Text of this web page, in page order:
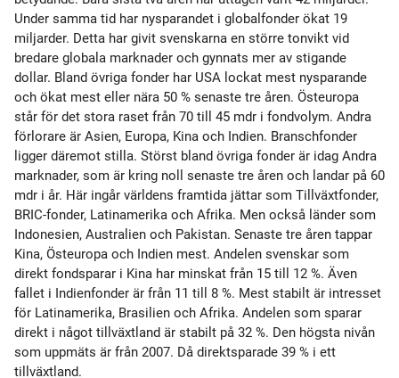
Under samma tid har nysparandet i globalfonder ökat 19
miljarder. Detta har givit svenskarna en större tonvikt vid
bredare globala marknader och gynnats mer av stigande
dollar. Bland övriga fonder har USA lockat mest nysparande
och ökat mest eller nära 50 % senaste tre åren. Östeuropa
står för det stora raset från 70 till 45 mdr i fondvolym. Andra
förlorare är Asien, Europa, Kina och Indien. Branschfonder
ligger däremot stilla. Störst bland övriga fonder är idag Andra
marknader, som är kring noll senaste tre åren och landar på 60
mdr i år. Här ingår världens framtida jättar som Tillväxtfonder,
BRIC-fonder, Latinamerika och Afrika. Men också länder som
Indonesien, Australien och Pakistan. Senaste tre åren tappar
Kina, Östeuropa och Indien mest. Andelen svenskar som
direkt fondsparar i Kina har minskat från 15 till 12 %. Även
fallet i Indienfonder är från 11 till 8 %. Mest stabilt är intresset
för Latinamerika, Brasilien och Afrika. Andelen som sparar
direkt i något tillväxtland är stabilt på 32 %. Den högsta nivån
som uppmäts är från 2007. Då direktsparade 39 % i ett
tillväxtland.